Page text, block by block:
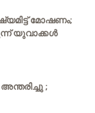
മോഷണം;
യുവാക്കൾ
;